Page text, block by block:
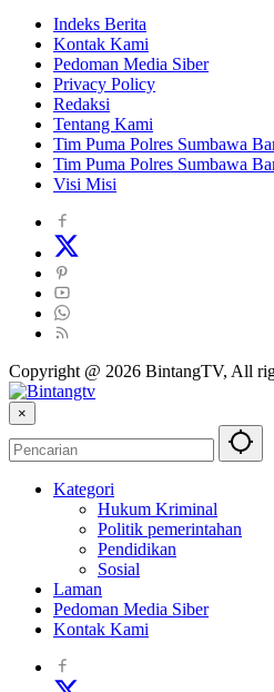
Indeks Berita
Kontak Kami
Pedoman Media Siber
Privacy Policy
Redaksi
Tentang Kami
Tim Puma Polres Sumbawa
Tim Puma Polres Sumbawa
Visi Misi
Copyright @ 2026 BintangTV, All
×
Kategori
Hukum Kriminal
Politik pemerintahan
Pendidikan
Sosial
Laman
Pedoman Media Siber
Kontak Kami